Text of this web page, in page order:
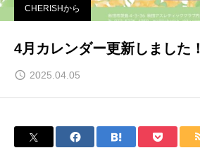
CHERISHから
4月カレンダー更新しました！
2025.04.05